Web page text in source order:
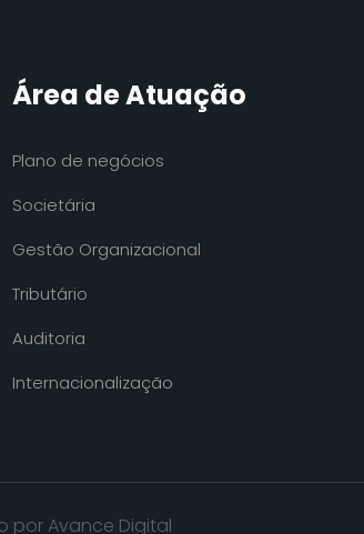
Área de Atuação
Plano de negócios
Societária
Gestão Organizacional
Tributário
Auditoria
Internacionalização
por Avance Digital